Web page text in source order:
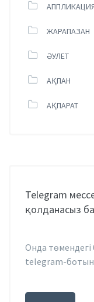
ЖАРАПАЗАН
ӘУЛЕТ
АҚПАН
АҚПАРАТ
Telegram
қолданасыз
Онда
telegram-ботын